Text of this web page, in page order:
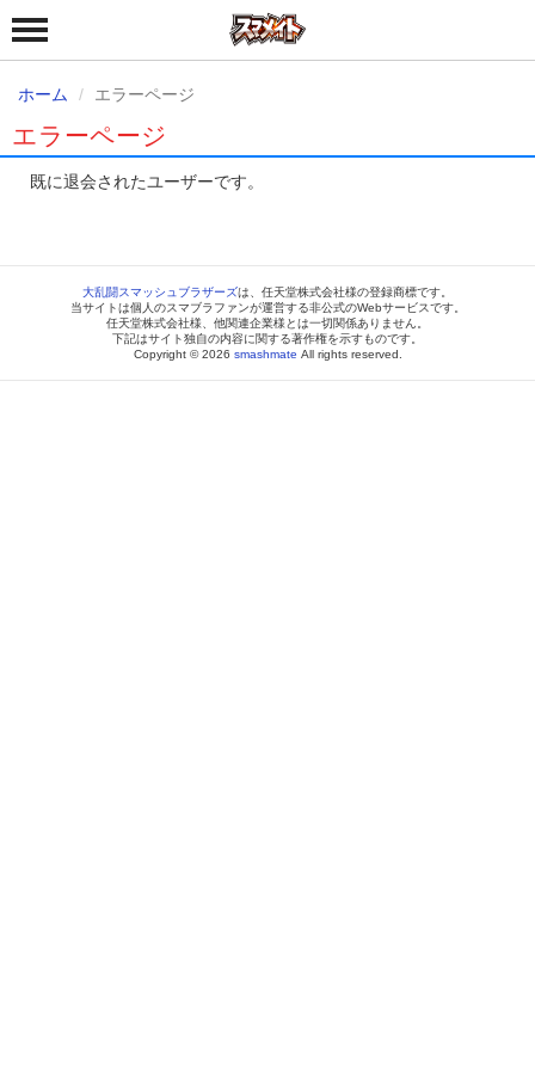
ホーム エラーページ
エラーページ
既に退会されたユーザーです。
大乱闘スマッシュブラザーズは、任天堂株式会社様の登録商標です。
当サイトは個人のスマブラファンが運営する非公式のWebサービスです。
任天堂株式会社様、他関連企業様とは一切関係ありません。
下記はサイト独自の内容に関する著作権を示すものです。
Copyright © 2026 smashmate All rights reserved.